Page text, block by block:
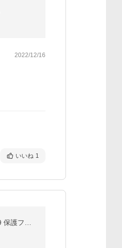
2022/12/16
いいね 1